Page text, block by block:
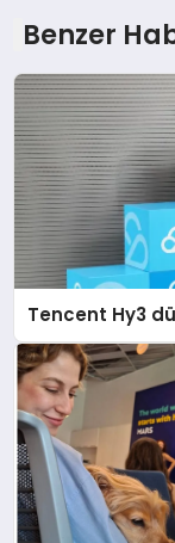
Benzer
Tencent Hy3